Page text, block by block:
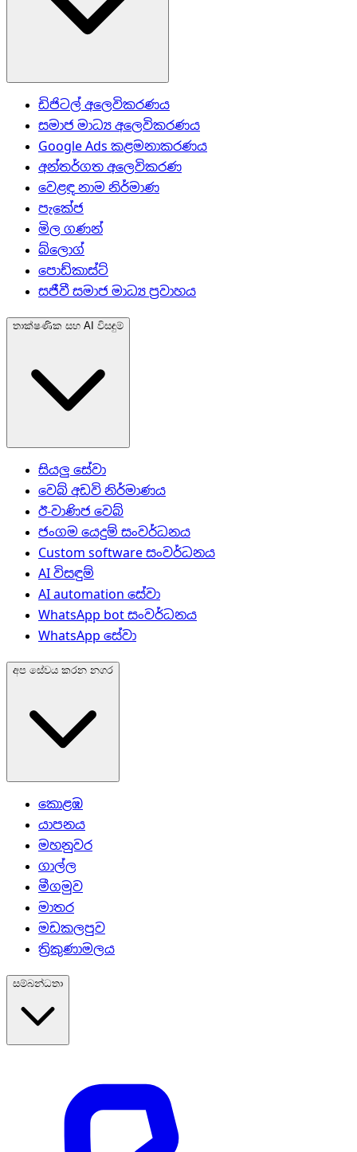
ඩිජිටල් අලෙවිකරණය
සමාජ මාධ්‍ය අලෙවිකරණය
Google Ads කළමනාකරණය
අන්තර්ගත අලෙවිකරණ
වෙළඳ නාම නිර්මාණ
පැකේජ
මිල ගණන්
බ්ලොග්
පොඩ්කාස්ට්
සජීවී සමාජ මාධ්‍ය ප්‍රවාහය
තාක්ෂණික සහ AI විසඳුම්
සියලු සේවා
වෙබ් අඩවි නිර්මාණය
ඊ-වාණිජ වෙබ්
ජංගම යෙදුම් සංවර්ධනය
Custom software සංවර්ධනය
AI විසඳුම්
AI automation සේවා
WhatsApp bot සංවර්ධනය
WhatsApp සේවා
අප සේවය කරන නගර
කොළඹ
යාපනය
මහනුවර
ගාල්ල
මීගමුව
මාතර
මඩකලපුව
ත්‍රිකුණාමලය
සම්බන්ධතා